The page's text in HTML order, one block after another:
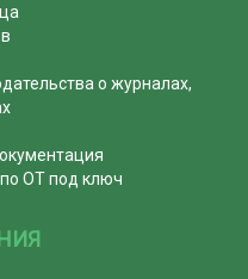
о журналах,
ОТ под ключ